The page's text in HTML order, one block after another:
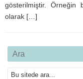
gösterilmiştir.
olarak […]
Ara